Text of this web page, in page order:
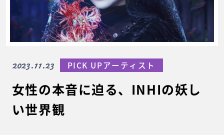
女性の本音に迫る、INHIの妖し
い世界観
2023.11.23 PICK UPアーティスト